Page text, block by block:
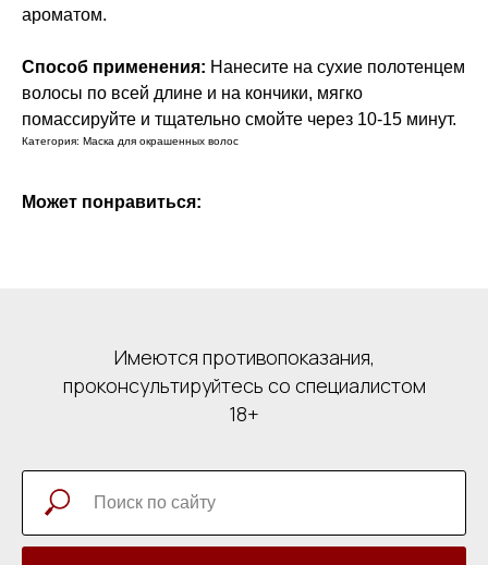
ароматом.
Способ применения: Нанесите на сухие полотенцем
волосы по всей длине и на кончики, мягко
помассируйте и тщательно смойте через 10-15 минут.
Категория: Маска для окрашенных волос
Может понравиться:
Имеются противопоказания,
проконсультируйтесь со специалистом
18+